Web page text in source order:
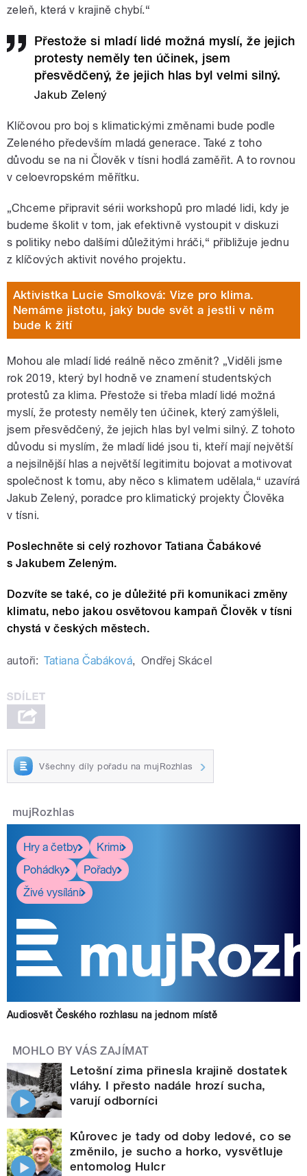
zeleň, která v krajině chybí.“
Přestože si mladí lidé možná myslí, že jejich
protesty neměly ten účinek, jsem
přesvědčený, že jejich hlas byl velmi silný.
Jakub Zelený
Klíčovou pro boj s klimatickými změnami bude podle
Zeleného především mladá generace. Také z toho
důvodu se na ni Člověk v tísni hodlá zaměřit. A to rovnou
v celoevropském měřítku.
„Chceme připravit sérii workshopů pro mladé lidi, kdy je
budeme školit v tom, jak efektivně vystoupit v diskuzi
s politiky nebo dalšími důležitými hráči,“ přibližuje jednu
z klíčových aktivit nového projektu.
Aktivistka Lucie Smolková: Vize pro klima.
Nemáme jistotu, jaký bude svět a jestli v něm
bude k žití
Mohou ale mladí lidé reálně něco změnit? „Viděli jsme
rok 2019, který byl hodně ve znamení studentských
protestů za klima. Přestože si třeba mladí lidé možná
myslí, že protesty neměly ten účinek, který zamýšleli,
jsem přesvědčený, že jejich hlas byl velmi silný. Z tohoto
důvodu si myslím, že mladí lidé jsou ti, kteří mají největší
a nejsilnější hlas a největší legitimitu bojovat a motivovat
společnost k tomu, aby něco s klimatem udělala,“ uzavírá
Jakub Zelený, poradce pro klimatický projekty Člověka
v tísni.
Poslechněte si celý rozhovor Tatiana Čabákové
s Jakubem Zeleným.
Dozvíte se také, co je důležité při komunikaci změny
klimatu, nebo jakou osvětovou kampaň Člověk v tísni
chystá v českých městech.
autoři: Tatiana Čabáková, Ondřej Skácel
Všechny díly pořadu na mujRozhlas
mujRozhlas
Hry a četby
Krimi
Pohádky
Pořady
Živé vysílání
Audiosvět Českého rozhlasu na jednom místě
MOHLO BY VÁS ZAJÍMAT
Letošní zima přinesla krajině dostatek
vláhy. I přesto nadále hrozí sucha,
varují odborníci
Kůrovec je tady od doby ledové, co se
změnilo, je sucho a horko, vysvětluje
entomolog Hulcr